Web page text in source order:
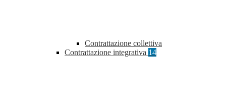
Contrattazione collettiva
Contrattazione integrativa 14